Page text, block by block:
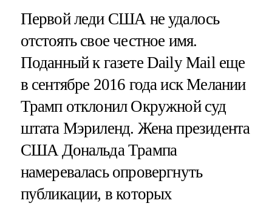
Первой леди США не удалось
отстоять свое честное имя.
Поданный к газете Daily Mail еще
в сентябре 2016 года иск Мелании
Трамп отклонил Окружной суд
штата Мэриленд. Жена президента
США Дональда Трампа
намеревалась опровергнуть
публикации, в которых